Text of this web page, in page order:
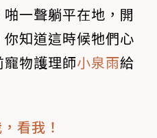
一聲躺平在地，開
知道這時候牠們心
物護理師小泉雨給
看我！